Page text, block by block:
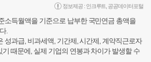
정보제공 : 인크루트 공공데이터포털
소득월액을 기준으로 납부한 국민연금 총액을
.
성과급, 비과세액, 기간제, 시간제, 계약직근로자
기 때문에, 실제 기업의 연봉과 차이가 발생할 수